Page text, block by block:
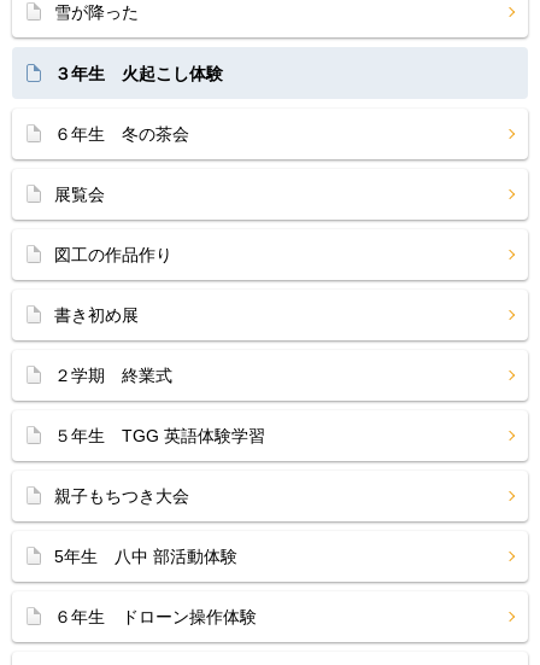
雪が降った
３年生 火起こし体験
６年生 冬の茶会
展覧会
図工の作品作り
書き初め展
２学期 終業式
５年生 TGG 英語体験学習
親子もちつき大会
5年生 八中 部活動体験
６年生 ドローン操作体験